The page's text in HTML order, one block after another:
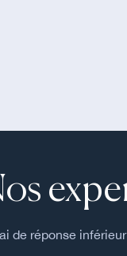
de réponse